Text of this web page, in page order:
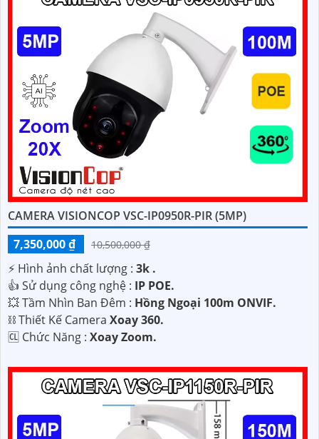
CAMERA VISIONCOP VSC-IP0950R-PIR (5MP)
7,350,000 ₫
10,500,000 ₫
️⚡ Hình ảnh chất lượng : 3k .
👍 Sử dụng công nghệ : IP POE.
💥 Tầm Nhìn Ban Đêm : Hồng Ngoại 100m ONVIF.
⛓ Thiết Kế Camera Xoay 360.
️🆑 Chức Năng : Xoay Zoom.